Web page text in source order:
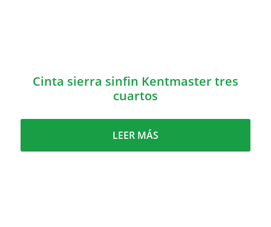
Cinta sierra sinfin Kentmaster tres
cuartos
LEER MÁS